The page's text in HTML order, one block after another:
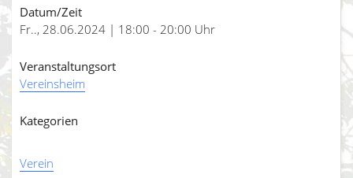
Datum/Zeit
Fr.., 28.06.2024 | 18:00 - 20:00 Uhr
Veranstaltungsort
Vereinsheim
Kategorien
Verein